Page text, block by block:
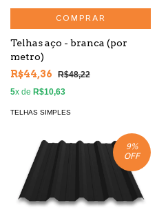
COMPRAR
Telhas aço - branca (por
metro)
R$44,36
R$48,22
5x de R$10,63
TELHAS SIMPLES
9%
OFF